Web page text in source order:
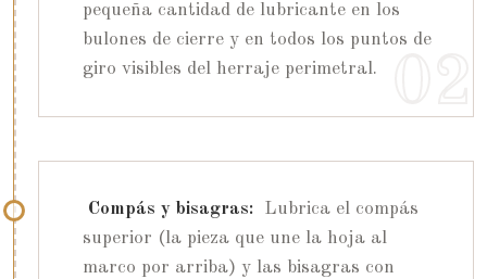
pequeña cantidad de lubricante en los
bulones de cierre y en todos los puntos de
giro visibles del herraje perimetral.
Compás y bisagras:
Lubrica el compás
superior (la pieza que une la hoja al
marco por arriba) y las bisagras con